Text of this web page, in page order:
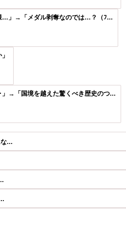
…」→「メダル剥奪なのでは…？（ﾌ...
→「国境を越えた驚くべき歴史のつ...
...